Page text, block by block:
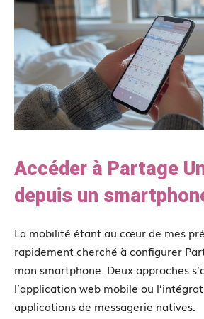
Accéder à Partage
depuis un
La mobilité étant au cœur de mes
rapidement cherché à configurer
mon smartphone. Deux approches
l’application web mobile ou
applications de messagerie natives.